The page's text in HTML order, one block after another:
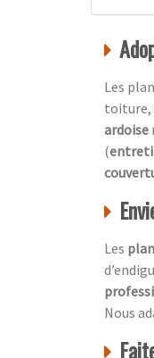
Les
toiture,
ardoise
(
Les
Nous